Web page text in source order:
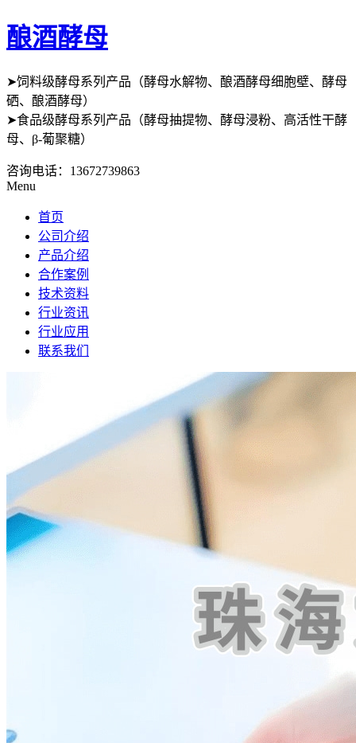
酿酒酵母
➤饲料级酵母系列产品（酵母水解物、酿酒酵母细胞壁、酵母
硒、酿酒酵母）
➤食品级酵母系列产品（酵母抽提物、酵母浸粉、高活性干酵
母、β-葡聚糖）
咨询电话： 13672739863
Menu
首页
公司介绍
产品介绍
合作案例
技术资料
行业资讯
行业应用
联系我们